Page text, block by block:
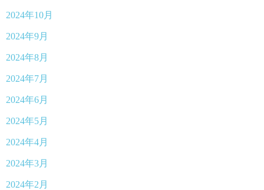
2024年10月
2024年9月
2024年8月
2024年7月
2024年6月
2024年5月
2024年4月
2024年3月
2024年2月